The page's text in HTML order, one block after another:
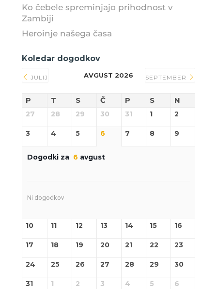
Ko čebele spreminjajo prihodnost v
Zambiji
Heroinje našega časa
Koledar dogodkov
JULIJ AVGUST 2026 SEPTEMBER
P T S Č P S N
27 28 29 30 31 1 2
3 4 5 6 7 8 9
Dogodki za 6 avgust
Ni dogodkov
10 11 12 13 14 15 16
17 18 19 20 21 22 23
24 25 26 27 28 29 30
31 1 2 3 4 5 6